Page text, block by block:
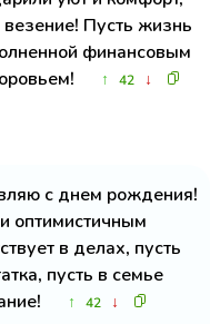
Пусть жизнь
финансовым
↑ 42 ↓
с днем рождения!
оптимистичным
в делах, пусть
пусть в семье
↑ 42 ↓